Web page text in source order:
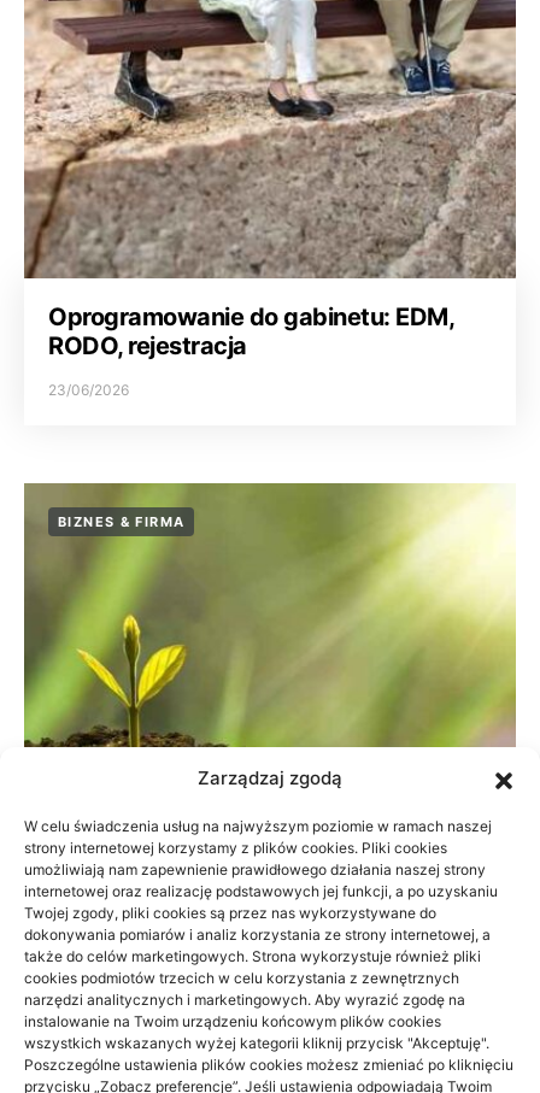
Zarządzaj zgodą
W celu świadczenia usług na najwyższym poziomie w ramach naszej
strony internetowej korzystamy z plików cookies. Pliki cookies
umożliwiają nam zapewnienie prawidłowego działania naszej strony
internetowej oraz realizację podstawowych jej funkcji, a po uzyskaniu
Twojej zgody, pliki cookies są przez nas wykorzystywane do
dokonywania pomiarów i analiz korzystania ze strony internetowej, a
także do celów marketingowych. Strona wykorzystuje również pliki
cookies podmiotów trzecich w celu korzystania z zewnętrznych
narzędzi analitycznych i marketingowych. Aby wyrazić zgodę na
instalowanie na Twoim urządzeniu końcowym plików cookies
wszystkich wskazanych wyżej kategorii kliknij przycisk "Akceptuję".
Poszczególne ustawienia plików cookies możesz zmieniać po kliknięciu
przycisku „Zobacz preferencje”. Jeśli ustawienia odpowiadają Twoim
Oprogramowanie do gabinetu: EDM,
RODO, rejestracja
23/06/2026
BIZNES & FIRMA
Dane do naliczenia wynagrodzeń w
małej firmie
21/06/2026